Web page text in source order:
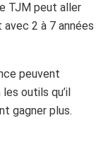
TJM peut aller
2 à 7 années
peuvent
outils qu’il
gagner plus.